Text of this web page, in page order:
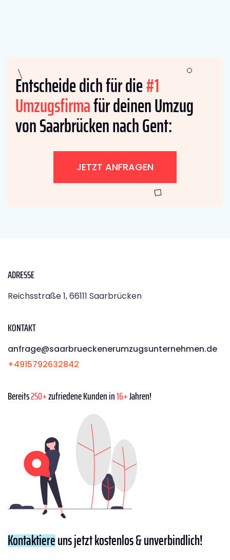
Entscheide dich für die#1
Umzugsfirmafür deinen Umzug
von Saarbrücken nach Gent:
JETZT ANFRAGEN
ADRESSE
Reichsstraße 1, 66111 Saarbrücken
KONTAKT
anfrage@saarbrueckenerumzugsunternehmen.de
+4915792632842
Bereits250+zufriedene Kunden in16+Jahren!
Kontaktiereuns jetzt kostenlos & unverbindlich!